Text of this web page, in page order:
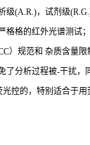
(A.R.)，试剂级(R.G.)
格的红外光谱测试；
）规范和 杂质含量限
分析过程被-干扰
控的，特别适合于用